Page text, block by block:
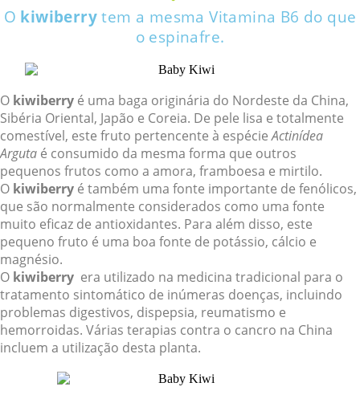
O kiwiberrytem a mesma Vitamina B6 do que
o espinafre.
O kiwiberry é uma baga originária do Nordeste da China,
Sibéria Oriental, Japão e Coreia. De pele lisa e totalmente
comestível, este fruto pertencente à espécieActinídea
Arguta é consumido da mesma forma que outros
pequenos frutos como a amora, framboesa e mirtilo.
O kiwiberry é também uma fonte importante de fenólicos,
que são normalmente considerados como uma fonte
muito eficaz de antioxidantes. Para além disso, este
pequeno fruto é uma boa fonte de potássio, cálcio e
magnésio.
O kiwiberry era utilizado na medicina tradicional para o
tratamento sintomático de inúmeras doenças, incluindo
problemas digestivos, dispepsia, reumatismo e
hemorroidas. Várias terapias contra o cancro na China
incluem a utilização desta planta.